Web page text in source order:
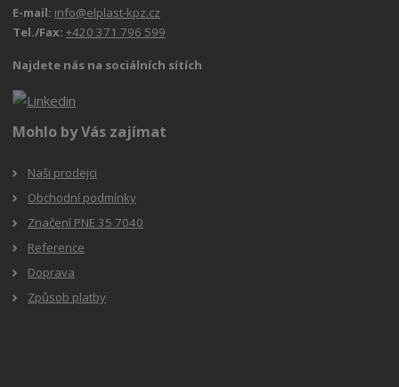
E-mail: info@elplast-kpz.cz
Tel./Fax:+420 371 796 599
Najdete nás na sociálních sítích
Mohlo by Vás zajímat
Naši prodejci
Obchodní podmínky
Značení PNE 35 7040
Reference
Doprava
Způsob platby